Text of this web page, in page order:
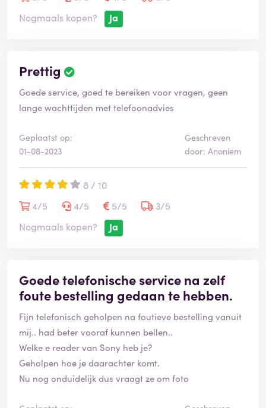
Nogmaals kopen?
Ja
Prettig
Goede service, goed te bereiken voor vragen, geen
lange wachttijden met telefoonadvies
Geplaatst op:
01-08-2023
Geschreven
door: Anoniem
8 / 10
4/5
4/5 5/5
3/5
Nogmaals kopen?
Ja
Goede telefonische service na zelf
foute bestelling gedaan te hebben.
Fijn telefonisch geholpen na foutieve bestelling vanuit
mij.. had beter vooraf kunnen bellen..
Welke e reader van Sony heb je?
Geholpen hoe je daarachter komt.
Nu nog onduidelijk dus vraagt ze om foto